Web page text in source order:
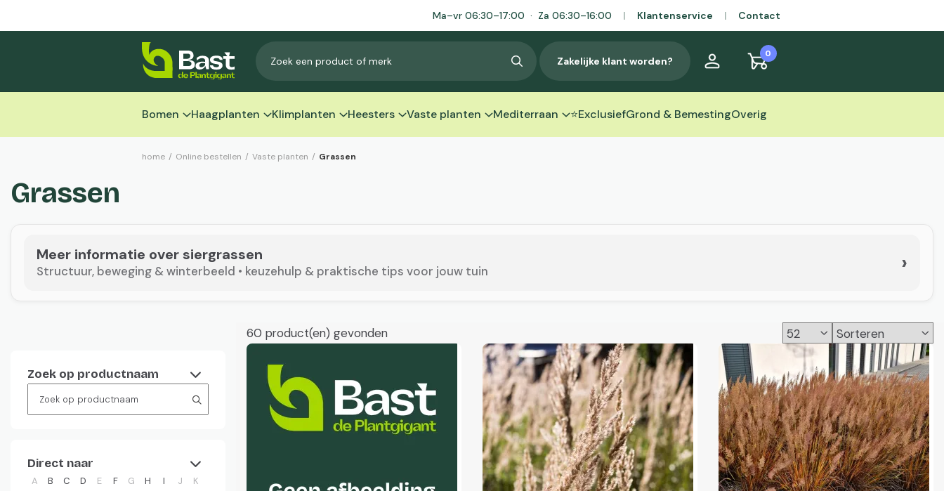
Ma–vr 06:30–17:00 · Za 06:30–16:00 | Klantenservice | Contact
Zakelijke klant worden?
0
Bomen Haagplanten Klimplanten Heesters Vaste planten Mediterraan ⭐ExclusiefGrond & BemestingOverig
home / Online bestellen / Vaste planten / Grassen
Grassen
Meer informatie over siergrassen
Structuur, beweging & winterbeeld • keuzehulp & praktische tips voor jouw tuin
Zoek op productnaam
Direct naar
A B C D E F G H I J
K
60 product(en) gevonden